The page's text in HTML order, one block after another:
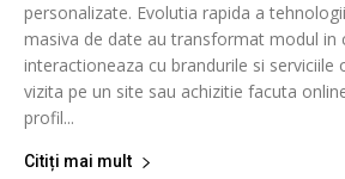
personalizate. Evolutia rapida a
masiva de date au transformat modul in
interactioneaza cu brandurile si serviciile
vizita pe un site sau achizitie facuta
profil...
Citiți mai mult